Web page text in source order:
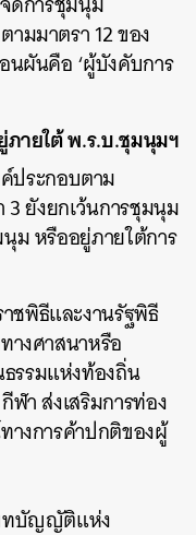
มมาตรา 12 ของ
ผันคือ ‘ผู้บังคับการ
ภายใต้ พ.ร.บ.ชุมนุมฯ
ประกอบตาม
ยังยกเว้นการชุมนุม
ม หรืออยู่ภายใต้การ
ชพิธีและงานรัฐพิธี
างศาสนาหรือ
รรมแห่งท้องถิ่น
า ส่งเสริมการท่อง
างการค้าปกติของผู้
ทบัญญัติแห่ง